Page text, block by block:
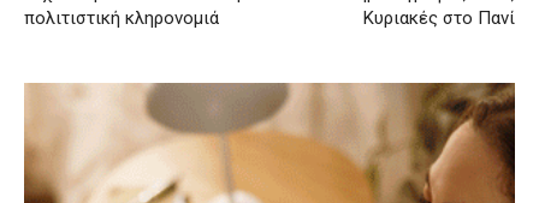
πολιτιστική κληρονομιά
Κυριακές στο Πανί